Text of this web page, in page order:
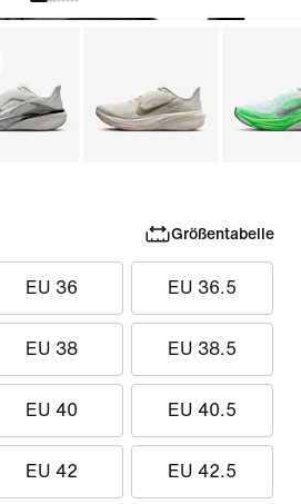
Größentabelle
EU 36 EU 36.5
EU 38 EU 38.5
EU 40 EU 40.5
EU 42 EU 42.5